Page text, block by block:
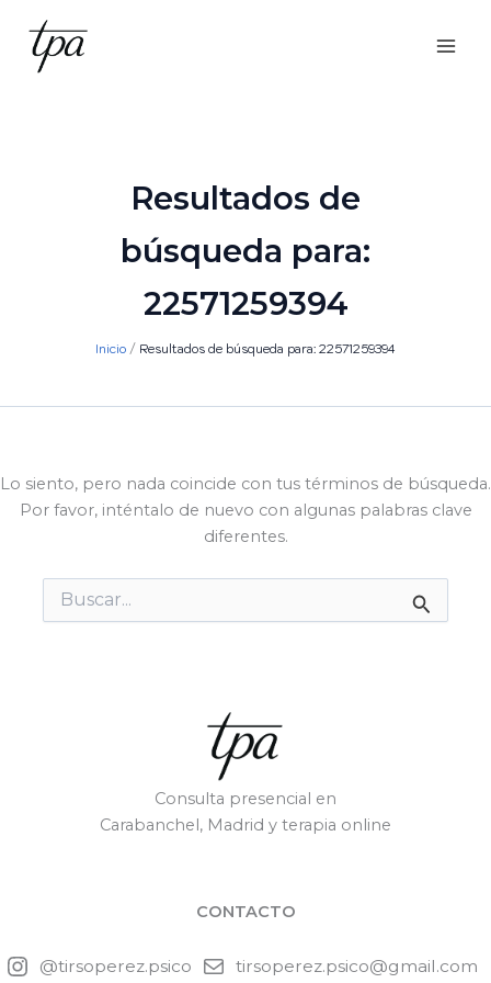
contenido
Resultados de
búsqueda para:
22571259394
Inicio Resultados de búsqueda para: 22571259394
Lo siento, pero nada coincide con tus términos de búsqueda.
Por favor, inténtalo de nuevo con algunas palabras clave
diferentes.
Buscar
por:
Consulta presencial en
Carabanchel, Madrid y terapia online
CONTACTO
@tirsoperez.psico tirsoperez.psico@gmail.com